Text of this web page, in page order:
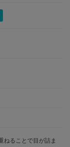
ねることで目が詰ま